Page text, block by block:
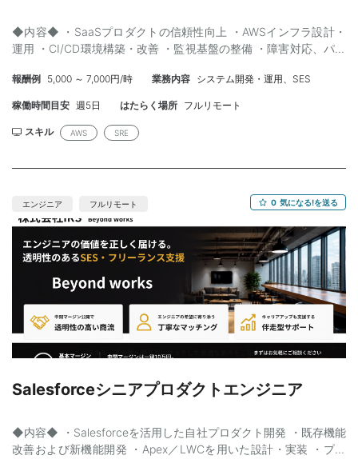
◆内容◆ ・SaaSプロダクトの信頼性向上 ・AWSインフラ設計・
運用 ・CI/CD環境構築・改善 ・監視基盤の整備 ・障害対応、パフ
◆ 【必須】 ・SREまたはインフラエンジニア経験3年以上 ・AWS
環境での設計・構築・運用経験 ・Terraform等IaCの実務経験 ・
規模SaaS運用経験 ・EKS運用経験 ・Datadog運用経験 ・セキュ
報酬例 5,000 ～ 7,000円/時 業務内容 システム開発・運用、SES
稼働時間目安 週5日 はたらく場所 フルリモート
スキル AWS SRE
エンジニア フルリモート 0 気になる!を送る
Salesforceシニアプロダクトエンジニア
◆内容◆ ・Salesforceを活用した自社プロダクト開発 ・既存機能
改善および新機能開発 ・Apex／LWCを用いた設計・実装 ・プロ